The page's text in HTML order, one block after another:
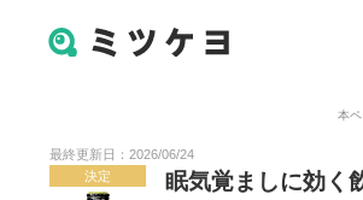
本
最終更新日：2026/06/24
決定
眠気覚ましに効く